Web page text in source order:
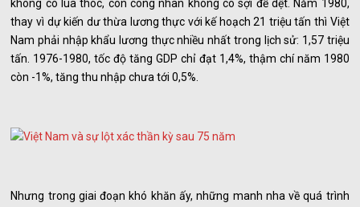
không có lúa thóc, còn công nhân không có sợi để dệt. Năm 1980,
thay vì dự kiến dư thừa lương thực với kế hoạch 21 triệu tấn thì Việt
Nam phải nhập khẩu lương thực nhiều nhất trong lịch sử: 1,57 triệu
tấn. 1976-1980, tốc độ tăng GDP chỉ đạt 1,4%, thậm chí năm 1980
còn -1%, tăng thu nhập chưa tới 0,5%.
Nhưng trong giai đoạn khó khăn ấy, những manh nha về quá trình